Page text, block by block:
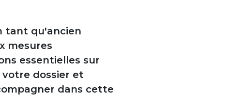
tant qu'ancien
mesures
essentielles sur
dossier et
dans cette